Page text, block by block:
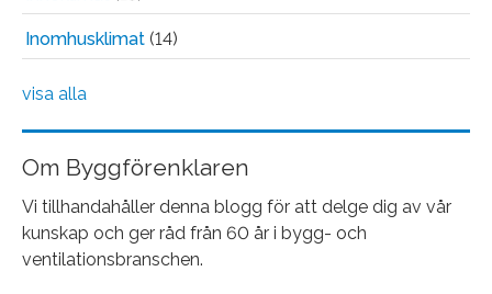
Inomhusklimat (14)
visa alla
Om Byggförenklaren
Vi tillhandahåller denna blogg för att delge dig av vår
kunskap och ger råd från 60 år i bygg- och
ventilationsbranschen.